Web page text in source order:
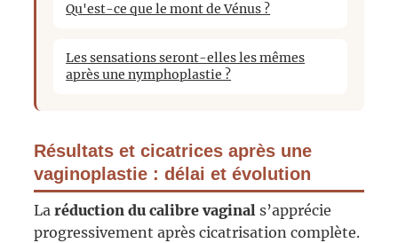
Qu'est-ce que le mont de Vénus ?
Les sensations seront-elles les mêmes
après une nymphoplastie ?
Résultats et cicatrices après une
vaginoplastie : délai et évolution
La réduction du calibre vaginals’apprécie
progressivement après cicatrisation complète.